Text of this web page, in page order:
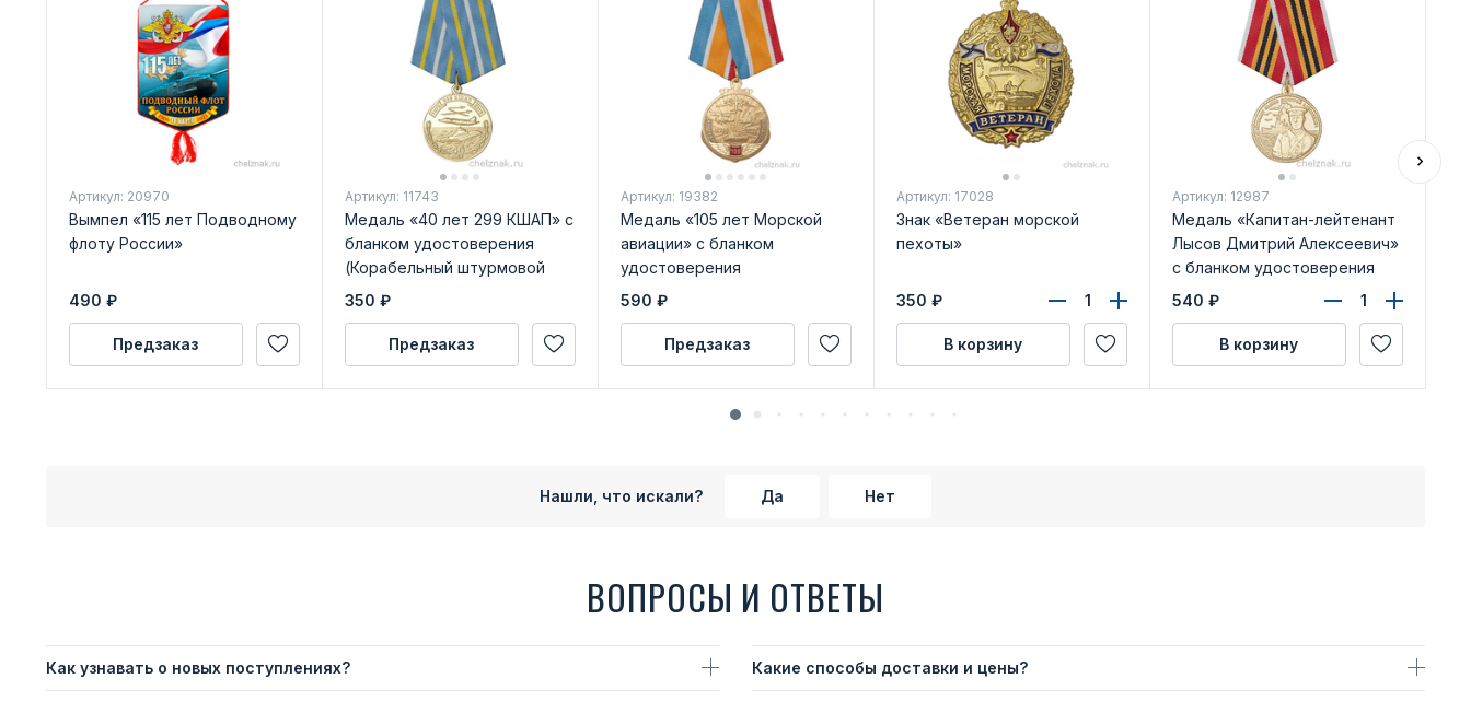
Артикул: 20970
Вымпел «115 лет Подводному
флоту России»
490 ₽
Предзаказ
Артикул: 11743
Медаль «40 лет 299 КШАП» с
бланком удостоверения
(Корабельный штурмовой
авиационный полк)
350 ₽
Предзаказ
Артикул: 19382
Медаль «105 лет Морской
авиации» с бланком
удостоверения
590 ₽
Предзаказ
Артикул: 17028
Знак «Ветеран морской
пехоты»
350 ₽
В корзину
Артикул: 12987
Медаль «Капитан-лейтенант
Лысов Дмитрий Алексеевич»
с бланком удостоверения
540 ₽
В корзину
Нашли, что искали? Да Нет
ВОПРОСЫ И ОТВЕТЫ
Как узнавать о новых поступлениях? Какие способы доставки и цены?